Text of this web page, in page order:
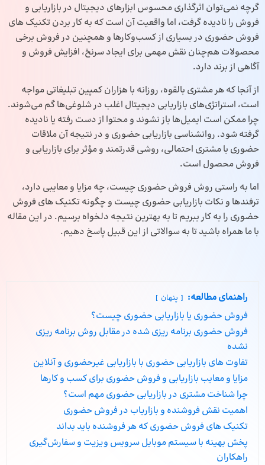
گرچه نمی‌توان اثرگذاری محسوس ابزارهای دیجیتال در بازاریابی و
فروش را نادیده گرفت، اما واقعیت آن است که به کار بردن تکنیک‌ های
فروش حضوری در بسیاری از کسب‌و‌کارها و همچنین در فروش برخی
محصولات هم‌چنان نقش مهمی برای ایجاد سرنخ، افزایش فروش و
آگاهی از برند دارد.
از آنجا که هر مشتری بالقوه، روزانه با هزاران کمپین تبلیغاتی مواجه
است، استراتژی‌های بازاریابی دیجیتال اغلب در شلوغی‌ها گم می‌شوند.
چرا ممکن است ایمیل‌ها باز نشوند و محتوا از دست رفته یا نادیده
گرفته شود. روانشناسی بازاریابی حضوری و در نتیجه آن ملاقات
حضوری با مشتری احتمالی، روشی قدرتمند و مؤثر برای بازاریابی و
فروش محصول است.
اما به راستی روش فروش حضوری چیست، چه مزایا و معایبی دارد،
ترفندها و نکات بازاریابی حضوری چیست و چگونه تکنیک های فروش
حضوری را به کار ببریم تا به بهترین نتیجه دلخواه برسیم. در این مقاله
با ما همراه باشید تا به سوالاتی از این قبیل پاسخ دهیم.
راهنمای مطالعه: پنهان
فروش حضوری یا بازاریابی حضوری چیست؟
فروش حضوری برنامه‌ ریزی شده در مقابل روش برنامه‌ ریزی
نشده
تفاوت‌ های بازاریابی حضوری با بازاریابی غیرحضوری و آنلاین
مزایا و معایب بازاریابی و فروش حضوری برای کسب‌ و کارها
چرا شناخت مشتری در بازاریابی حضوری مهم است؟
اهمیت نقش فروشنده و بازاریاب در فروش حضوری
تکنیک‌ های فروش حضوری که هر فروشنده باید بداند
پخش بهینه با سیستم موبایل سرویس ویزیت و سفارش‌گیری
راهکاران